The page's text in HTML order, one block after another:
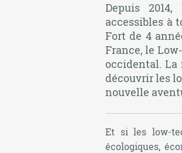
Depuis
accessibles à
Fort de 4
France, le
occidental. La
découvrir les
nouvelle
Et si les low-
écologiques,